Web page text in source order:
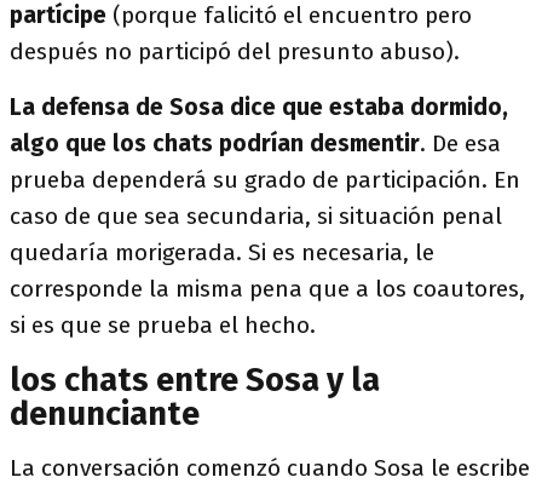
partícipe (porque falicitó el encuentro pero
después no participó del presunto abuso).
La defensa de Sosa dice que estaba dormido,
algo que los chats podrían desmentir. De esa
prueba dependerá su grado de participación. En
caso de que sea secundaria, si situación penal
quedaría morigerada. Si es necesaria, le
corresponde la misma pena que a los coautores,
si es que se prueba el hecho.
los chats entre Sosa y la
denunciante
La conversación comenzó cuando Sosa le escribe